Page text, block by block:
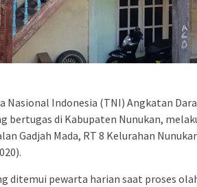
Nasional Indonesia (TNI) Angkatan
bertugas di Kabupaten Nunukan,
Gadjah Mada, RT 8 Kelurahan
ditemui pewarta harian saat proses